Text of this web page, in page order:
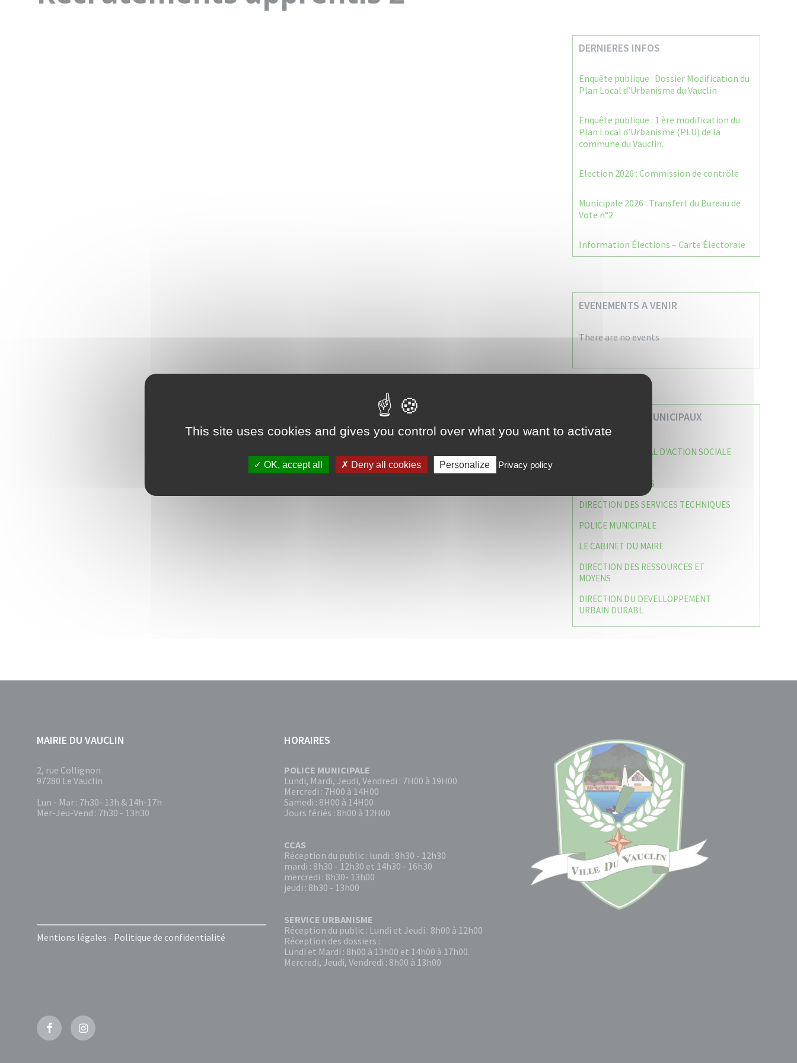
DERNIERES INFOS
Enquête publique : Dossier Modification du
Plan Local d’Urbanisme du Vauclin
Enquête publique : 1 ère modification du
Plan Local d’Urbanisme (PLU) de la
commune du Vauclin.
Election 2026 : Commission de contrôle
Municipale 2026 : Transfert du Bureau de
Vote n°2
Information Élections – Carte Électorale
EVENEMENTS A VENIR
There are no events
VOS SERVICES MUNICIPAUX
CENTRE COMMUNAL D’ACTION SOCIALE
CAISSE DES ÉCOLES
DIRECTION DES SERVICES TECHNIQUES
POLICE MUNICIPALE
LE CABINET DU MAIRE
DIRECTION DES RESSOURCES ET
MOYENS
DIRECTION DU DEVELLOPPEMENT
URBAIN DURABL
MAIRIE DU VAUCLIN
2, rue Collignon
97280 Le Vauclin
Lun - Mar : 7h30- 13h & 14h-17h
Mer-Jeu-Vend : 7h30 - 13h30
Mentions légales - Politique de confidentialité
HORAIRES
POLICE MUNICIPALE
Lundi, Mardi, Jeudi, Vendredi : 7H00 à 19H00
Mercredi : 7H00 à 14H00
Samedi : 8H00 à 14H00
Jours fériés : 8h00 à 12H00
CCAS
Réception du public : lundi : 8h30 - 12h30
mardi : 8h30 - 12h30 et 14h30 - 16h30
mercredi : 8h30- 13h00
jeudi : 8h30 - 13h00
SERVICE URBANISME
Réception du public : Lundi et Jeudi : 8h00 à 12h00
Réception des dossiers :
Lundi et Mardi : 8h00 à 13h00 et 14h00 à 17h00.
Mercredi, Jeudi, Vendredi : 8h00 à 13h00
FacebookInstagram
This site uses cookies and gives you control over what you want to activate
OK, accept all Deny all cookies Personalize Privacy policy